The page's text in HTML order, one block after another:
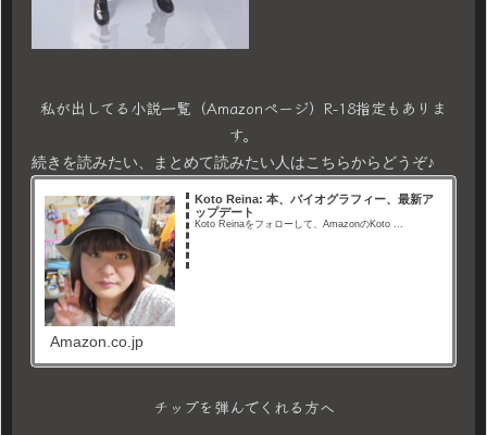
私が出してる小説一覧（Amazonページ）R-18指定もありま
す。
続きを読みたい、まとめて読みたい人はこちらからどうぞ♪
Koto Reina: 本、バイオグラフィー、最新ア
ップデート
Koto Reinaをフォローして、AmazonのKoto ...
Amazon.co.jp
チップを弾んでくれる方へ